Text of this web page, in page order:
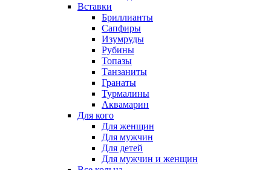
Вставки
Бриллианты
Сапфиры
Изумруды
Рубины
Топазы
Танзаниты
Гранаты
Турмалины
Аквамарин
Для кого
Для женщин
Для мужчин
Для детей
Для мужчин и женщин